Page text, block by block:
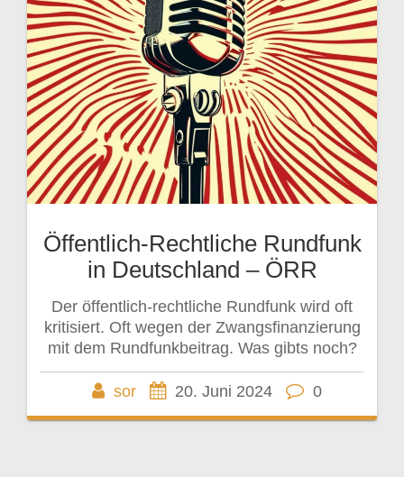
Öffentlich-Rechtliche Rundfunk
in Deutschland – ÖRR
Der öffentlich-rechtliche Rundfunk wird oft
kritisiert. Oft wegen der Zwangsfinanzierung
mit dem Rundfunkbeitrag. Was gibts noch?
sor 20. Juni 2024 0